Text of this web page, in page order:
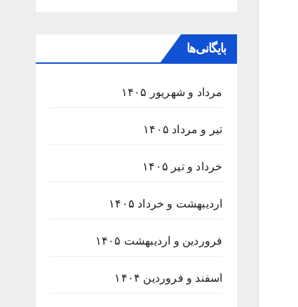
بایگانی‌ها
مرداد و شهریور ۱۴۰۵
تیر و مرداد ۱۴۰۵
خرداد و تیر ۱۴۰۵
اردیبهشت و خرداد ۱۴۰۵
فروردین و اردیبهشت ۱۴۰۵
اسفند و فروردین ۱۴۰۴